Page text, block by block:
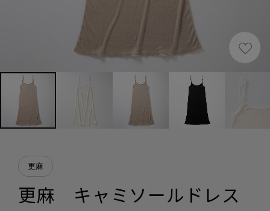
更麻
更麻 キャミソールドレス